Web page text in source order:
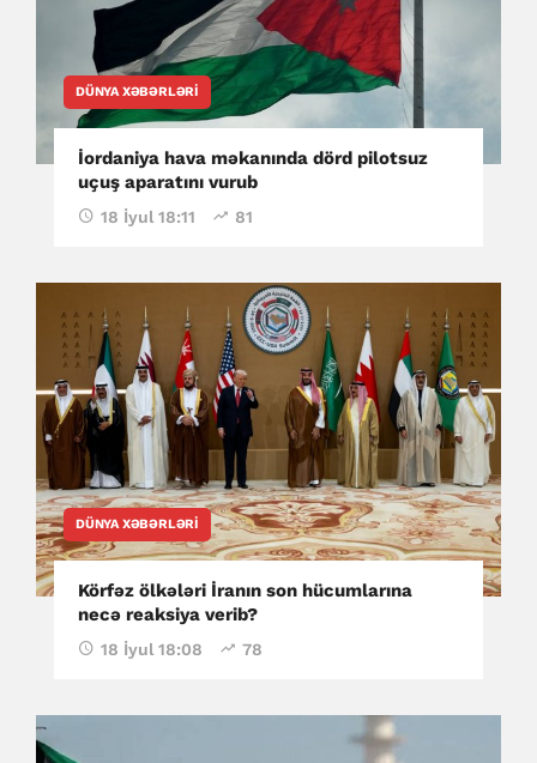
DÜNYA XƏBƏRLƏRI
İordaniya hava məkanında dörd pilotsuz
uçuş aparatını vurub
18 İyul 18:11 81
DÜNYA XƏBƏRLƏRI
Körfəz ölkələri İranın son hücumlarına
necə reaksiya verib?
18 İyul 18:08 78